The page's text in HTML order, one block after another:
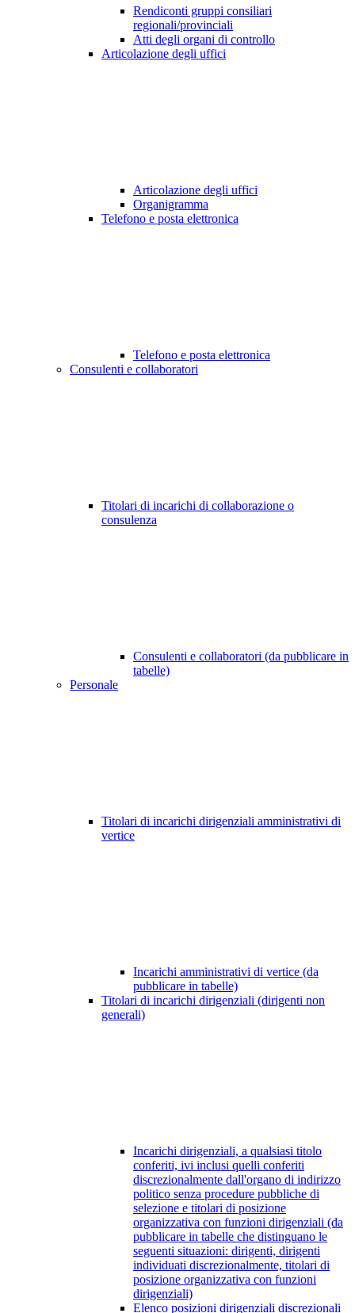
Rendiconti gruppi consiliari
regionali/provinciali
Atti degli organi di controllo
Articolazione degli uffici
Articolazione degli uffici
Organigramma
Telefono e posta elettronica
Telefono e posta elettronica
Consulenti e collaboratori
Titolari di incarichi di collaborazione o
consulenza
Consulenti e collaboratori (da pubblicare in
tabelle)
Personale
Titolari di incarichi dirigenziali amministrativi di
vertice
Incarichi amministrativi di vertice (da
pubblicare in tabelle)
Titolari di incarichi dirigenziali (dirigenti non
generali)
Incarichi dirigenziali, a qualsiasi titolo
conferiti, ivi inclusi quelli conferiti
discrezionalmente dall'organo di indirizzo
politico senza procedure pubbliche di
selezione e titolari di posizione
organizzativa con funzioni dirigenziali (da
pubblicare in tabelle che distinguano le
seguenti situazioni: dirigenti, dirigenti
individuati discrezionalmente, titolari di
posizione organizzativa con funzioni
dirigenziali)
Elenco posizioni dirigenziali discrezionali